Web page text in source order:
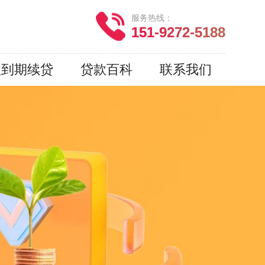
服务热线：
151-9272-5188
期续贷 贷款百科 联系我们